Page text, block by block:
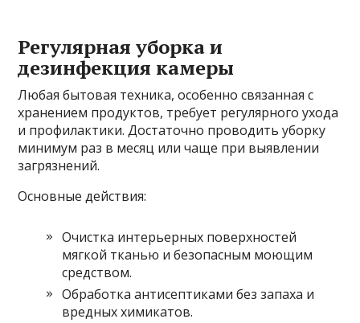
Регулярная уборка и
дезинфекция камеры
Любая бытовая техника, особенно связанная с
хранением продуктов, требует регулярного ухода
и профилактики. Достаточно проводить уборку
минимум раз в месяц или чаще при выявлении
загрязнений.
Основные действия:
Очистка интерьерных поверхностей
мягкой тканью и безопасным моющим
средством.
Обработка антисептиками без запаха и
вредных химикатов.